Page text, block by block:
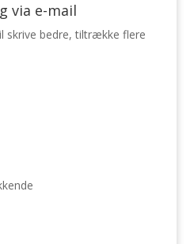
via e-mail
skrive bedre, tiltrække flere